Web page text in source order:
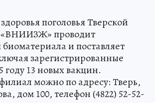
поголовья Тверской
проводит
и поставляет
зарегистрированные
году 13 новых вакцин.
можно по адресу: Тверь,
дом 100, телефон (4822) 52-52-